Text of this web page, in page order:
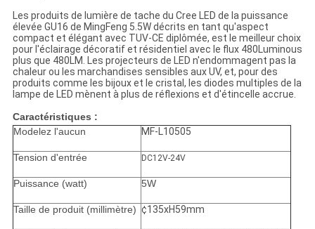
Les produits de lumière de tache du Cree LED de la puissance
élevée GU16 de MingFeng 5.5W décrits en tant qu'aspect
compact et élégant avec TUV-CE diplômée, est le meilleur choix
pour l'éclairage décoratif et résidentiel avec le flux 480Luminous
plus que 480LM. Les projecteurs de LED n'endommagent pas la
chaleur ou les marchandises sensibles aux UV, et, pour des
produits comme les bijoux et le cristal, les diodes multiples de la
lampe de LED mènent à plus de réflexions et d'étincelle accrue.
Caractéristiques :
Modelez l'aucun
MF-L10505
Tension d'entrée DC12V-24V
Puissance (watt) 5W
Taille de produit (millimètre) ¢135xH59mm